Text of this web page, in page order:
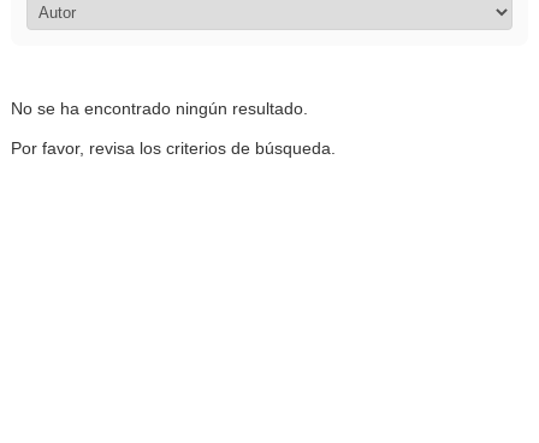
No se ha encontrado ningún resultado.
Por favor, revisa los criterios de búsqueda.